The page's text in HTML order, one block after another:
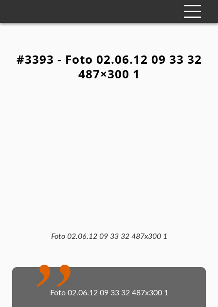
#3393 - Foto 02.06.12 09 33 32
487×300 1
Foto 02.06.12 09 33 32 487x300 1
Foto 02.06.12 09 33 32 487x300 1